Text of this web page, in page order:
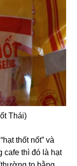
Thái)
thốt nốt” và
cafe thì đó là hạt